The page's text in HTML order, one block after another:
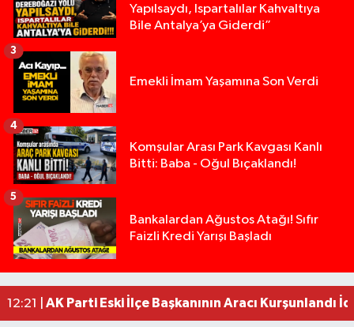
Yapılsaydı, Ispartalılar Kahvaltıya
Bile Antalya’ya Giderdi”
Emekli İmam Yaşamına Son Verdi
3
Komşular Arası Park Kavgası Kanlı
Bitti: Baba - Oğul Bıçaklandı!
4
Bankalardan Ağustos Atağı! Sıfır
Faizli Kredi Yarışı Başladı
5
17:18 |Anız Yangını Kazaya Neden Oldu: 13 Araç
17:08 |Alevlere Teslim Olan Gecekondu Kullanılamaz
13:46 |Yolcu Otobüsüyle Minibüsün Çarpıştığı Kaza
12:21 | AK Parti Eski İlçe Başkanının Aracı Kurşunlandı